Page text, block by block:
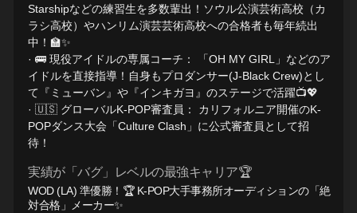
Starshipなどの練習生を多数輩出！ソウル公演芸術高校（カ
ラシ高校）やハンリム演芸芸術高校への合格者も毎年続出
中！🏫✨
· 🚌 現役アイドルの専属コーチ： 「OH MY GIRL」などのア
イドルを直接指導！自身もプロダンサー(J-Black Crew)とし
て『ミューバン』や『インキガヨ』のステージで活躍📺💖
· 🇺🇸 グローバルK-POP審査員： カリフォルニア開催のK-
POPダンス大会「Culture Clash」に公式審査員として招
待！
実績が「バグ」レベルの最強キャリア🏆
WOD (LA) 準優勝！🏆 K-POP大手事務所オーディションの「絶
対合格」メーカー✨